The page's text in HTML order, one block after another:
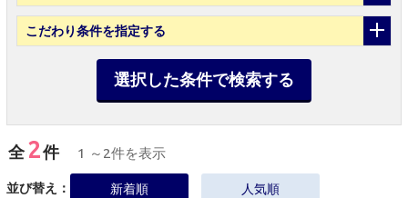
こだわり条件を指定する
選択した条件で検索する
全2件 1 ～2件を表示
並び替え： 新着順 人気順